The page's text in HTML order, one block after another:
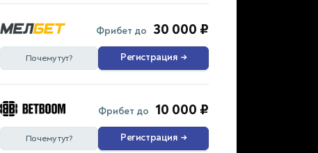
Фрибет до 30 000 ₽
Почему тут? Регистрация →
Фрибет до 10 000 ₽
Почему тут? Регистрация →